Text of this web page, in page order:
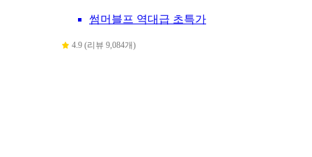
썸머블프 역대급 초특가
4.9 (리뷰 9,084개)